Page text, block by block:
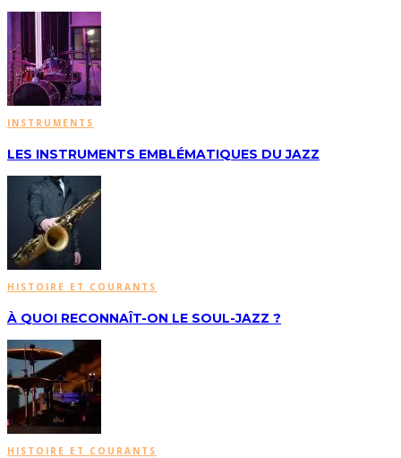
INSTRUMENTS
LES INSTRUMENTS EMBLÉMATIQUES DU JAZZ
HISTOIRE ET COURANTS
À QUOI RECONNAÎT-ON LE SOUL-JAZZ ?
HISTOIRE ET COURANTS